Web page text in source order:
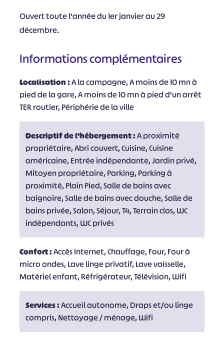
Ouvert toute l'année du 1er janvier au 29
décembre.
Informations complémentaires
Localisation :A la campagne, A moins de 10 mn à
pied de la gare, A moins de 10 mn à pied d'un arrêt
TER routier, Périphérie de la ville
Descriptif de l'hébergement :A proximité
propriétaire, Abri couvert, Cuisine, Cuisine
américaine, Entrée indépendante, Jardin privé,
Mitoyen propriétaire, Parking, Parking à
proximité, Plain Pied, Salle de bains avec
baignoire, Salle de bains avec douche, Salle de
bains privée, Salon, Séjour, T4, Terrain clos, WC
indépendants, WC privés
Confort :Accès Internet, Chauffage, Four, Four à
micro ondes, Lave linge privatif, Lave vaisselle,
Matériel enfant, Réfrigérateur, Télévision, Wifi
Services :Accueil autonome, Draps et/ou linge
compris, Nettoyage / ménage, Wifi